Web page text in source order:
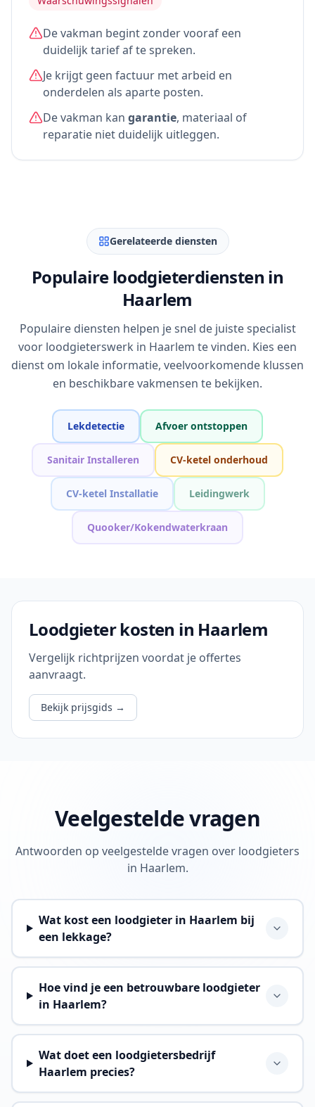
De vakman begint zonder vooraf een
duidelijk tarief af te spreken.
Je krijgt geen factuur met arbeid en
onderdelen als aparte posten.
De vakman kan garantie, materiaal of
reparatie niet duidelijk uitleggen.
Gerelateerde diensten
Populaire loodgieterdiensten in
Haarlem
Populaire diensten helpen je snel de juiste specialist
voor loodgieterswerk in Haarlem te vinden. Kies een
dienst om lokale informatie, veelvoorkomende klussen
en beschikbare vakmensen te bekijken.
Lekdetectie Afvoer ontstoppen
Sanitair Installeren CV-ketel onderhoud
CV-ketel Installatie Leidingwerk
Quooker/Kokendwaterkraan
Loodgieter kosten in Haarlem
Vergelijk richtprijzen voordat je offertes
aanvraagt.
Bekijk prijsgids →
Veelgestelde vragen
Antwoorden op veelgestelde vragen over loodgieters
in Haarlem.
Wat kost een loodgieter in Haarlem bij
een lekkage?
Hoe vind je een betrouwbare loodgieter
in Haarlem?
Wat doet een loodgietersbedrijf
Haarlem precies?